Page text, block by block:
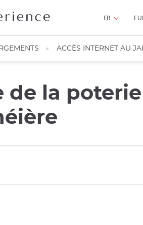
FR
ACCÈS INTERNET AU
de la